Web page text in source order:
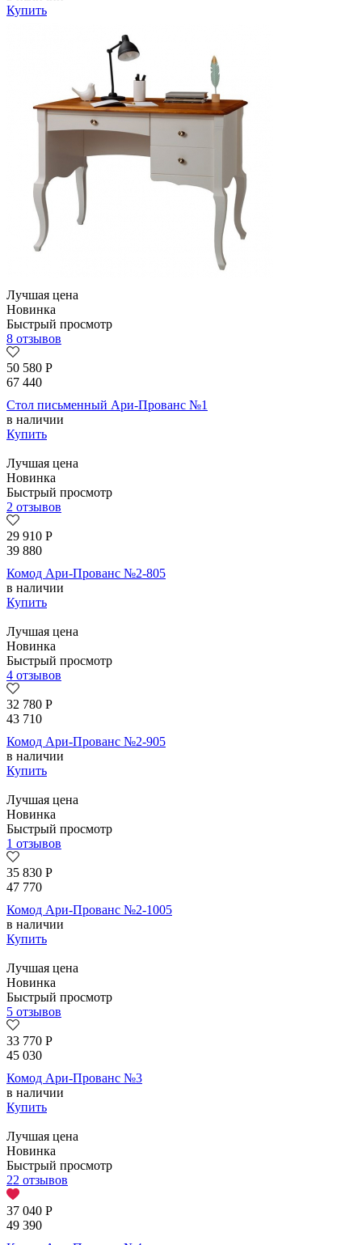
Купить
Лучшая цена
Новинка
Быстрый просмотр
8 отзывов
50 580 Р
67 440
Стол письменный Ари-Прованс №1
в наличии
Купить
Лучшая цена
Новинка
Быстрый просмотр
2 отзывов
29 910 Р
39 880
Комод Ари-Прованс №2-805
в наличии
Купить
Лучшая цена
Новинка
Быстрый просмотр
4 отзывов
32 780 Р
43 710
Комод Ари-Прованс №2-905
в наличии
Купить
Лучшая цена
Новинка
Быстрый просмотр
1 отзывов
35 830 Р
47 770
Комод Ари-Прованс №2-1005
в наличии
Купить
Лучшая цена
Новинка
Быстрый просмотр
5 отзывов
33 770 Р
45 030
Комод Ари-Прованс №3
в наличии
Купить
Лучшая цена
Новинка
Быстрый просмотр
22 отзывов
37 040 Р
49 390